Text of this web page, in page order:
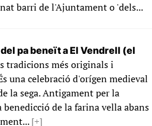
barri de l'Ajuntament o 'dels...
pa beneït a El Vendrell (el
tradicions més originals i
una celebració d'orígen medieval
la sega. Antigament per la
benedicció de la farina vella abans
[+]